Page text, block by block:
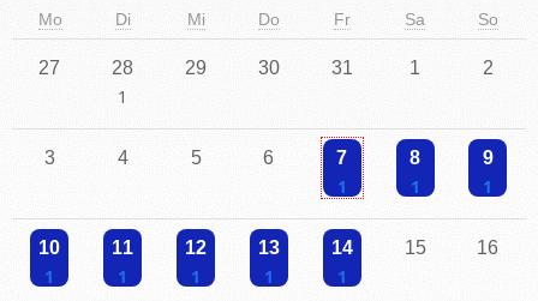
Mo Di Mi Do Fr Sa So
27 28 29 30 31 1 2
3 4 5 6 7
Einzelne Veranstaltung
8 9
10 11 12 13 14 15 16